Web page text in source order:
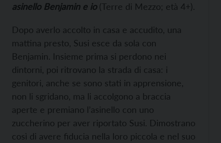
asinello Benjamin e io(Terre di Mezzo; età 4+).
Dopo averlo accolto in casa e accudito, una
mattina presto, Susi esce da sola con
Benjamin. Insieme prima si perdono nei
dintorni, poi ritrovano la strada di casa: i
genitori, anche se sono stati in apprensione,
non li sgridano, ma li accolgono a braccia
aperte e premiano l’asinello con uno
zuccherino per aver riportato Susi. Dimostrano
così di avere fiducia nella loro piccola e nel suo